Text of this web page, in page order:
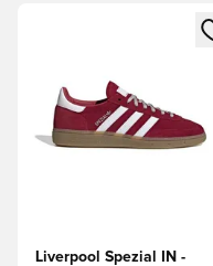
Öffnet ein neues
Liverpool Spezial IN -